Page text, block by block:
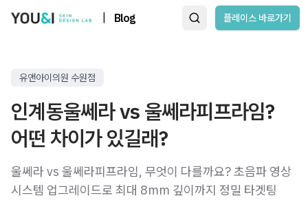
Blog 플레이스 바로가기
유앤아이의원 수원점
인계동울쎄라 vs 울쎄라피프라임?
어떤 차이가 있길래?
울쎄라 vs 울쎄라피프라임, 무엇이 다를까요? 초음파 영상
시스템 업그레이드로 최대 8mm 깊이까지 정밀 타겟팅